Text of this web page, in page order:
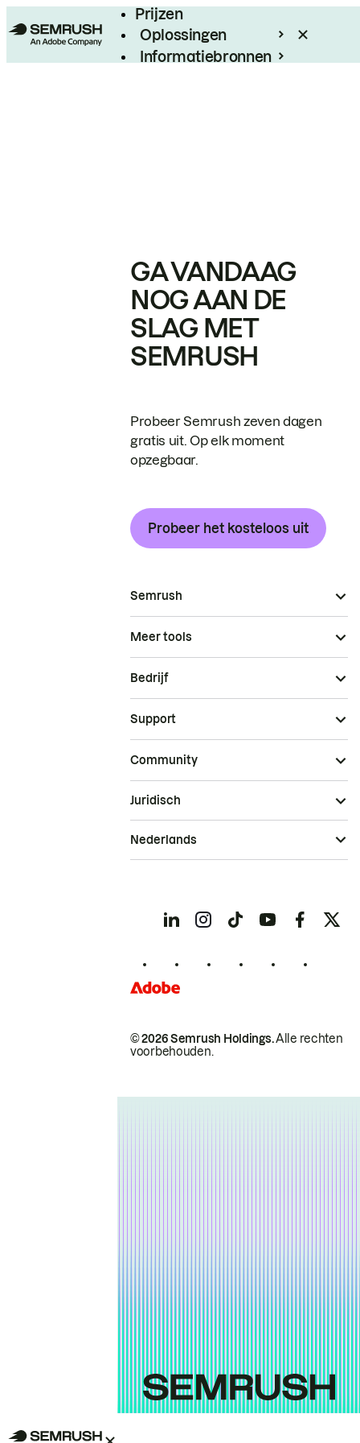
Prijzen
Oplossingen
Informatiebronnen
GA VANDAAG
NOG AAN DE
SLAG MET
SEMRUSH
Probeer Semrush zeven dagen
gratis uit. Op elk moment
opzegbaar.
Probeer het kosteloos uit
Semrush
Meer tools
Bedrijf
Support
Community
© 2026 Semrush Holdings.Alle rechten
voorbehouden.
Juridisch
Nederlands